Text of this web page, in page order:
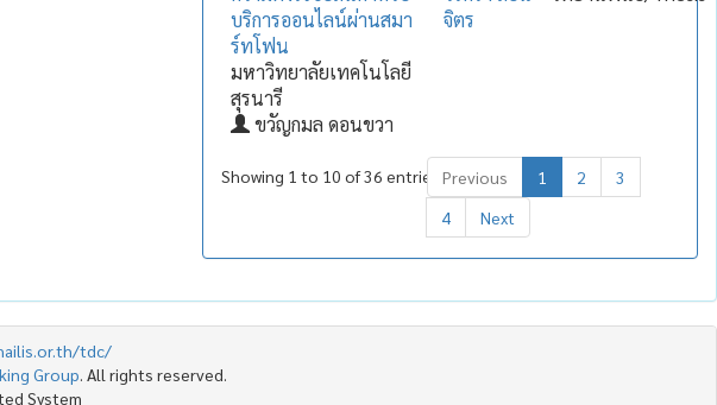
บริการออนไลน์ผ่านสมา
ร์ทโฟน
มหาวิทยาลัยเทคโนโลยี
สุรนารี
ขวัญกมล ดอนขวา
จิตร
Showing 1 to 10 of 36 entries Previous 1 2
3
4
Next
tdc/
Group. All rights reserved.
System